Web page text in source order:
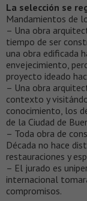
La selección se
Mandamientos de
– Una obra
tiempo de ser
una obra edificada
envejecimiento,
proyecto ideado
– Una obra
contexto y
conocimiento, los
de la Ciudad de
– Toda obra de
Década no hace
restauraciones y
– El jurado es
internacional
compromisos.